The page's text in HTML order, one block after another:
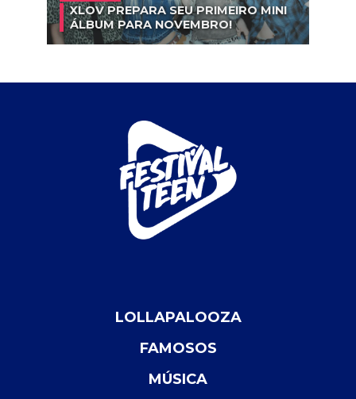
XLOV PREPARA SEU PRIMEIRO MINI
ÁLBUM PARA NOVEMBRO!
LOLLAPALOOZA
FAMOSOS
MÚSICA